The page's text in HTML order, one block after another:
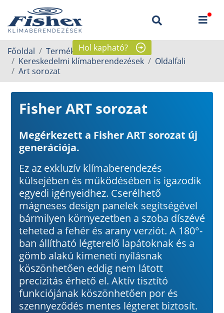
Hol kapható?
Főoldal
Termékek
Kereskedelmi klímaberendezések
Oldalfali
Art sorozat
Fisher ART sorozat
Megérkezett a Fisher ART sorozat új
generációja.
Ez az exkluzív klímaberendezés
külsejében és működésében is igazodik
egyedi igényeidhez. Cserélhető
mágneses design panelek segítségével
bármilyen környezetben a szoba díszévé
teheted a fehér és arany verziót. A 180°-
ban állítható légterelő lapátoknak és a
gömb alakú kimeneti nyílásnak
köszönhetően eddig nem látott
precizitás érhető el. Aktív tisztító
funkciójának köszönhetően por és
szennyeződés mentes légteret biztosít.